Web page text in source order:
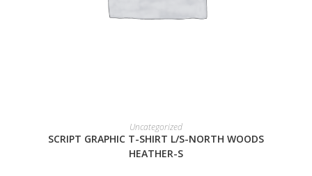
READ MORE
Uncategorized
SCRIPT GRAPHIC T-SHIRT L/S-NORTH WOODS
HEATHER-S